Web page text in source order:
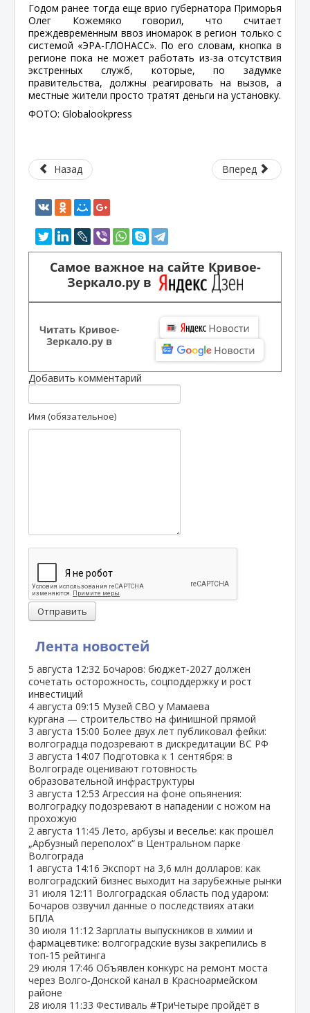
Лента новостей
5 августа 12:32 Бочаров: бюджет‑2027 должен
сочетать осторожность, соцподдержку и рост
инвестиций
4 августа 09:15 Музей СВО у Мамаева
кургана — строительство на финишной прямой
3 августа 15:00 Более двух лет публиковал фейки:
волгоградца подозревают в дискредитации ВС РФ
3 августа 14:07 Подготовка к 1 сентября: в
Волгограде оценивают готовность
образовательной инфраструктуры
3 августа 12:53 Агрессия на фоне опьянения:
волгоградку подозревают в нападении с ножом на
прохожую
2 августа 11:45 Лето, арбузы и веселье: как прошёл
„Арбузный переполох“ в Центральном парке
Волгограда
1 августа 14:16 Экспорт на 3,6 млн долларов: как
волгоградский бизнес выходит на зарубежные рынки
31 июля 12:11 Волгоградская область под ударом:
Бочаров озвучил данные о последствиях атаки
БПЛА
30 июля 11:12 Зарплаты выпускников в химии и
фармацевтике: волгоградские вузы закрепились в
топ‑15 рейтинга
29 июля 17:46 Объявлен конкурс на ремонт моста
через Волго‑Донской канал в Красноармейском
районе
28 июля 11:33 Фестиваль #ТриЧетыре пройдёт в
Годом ранее тогда еще врио губернатора Приморья
Олег Кожемяко говорил, что считает
преждевременным ввоз иномарок в регион только с
системой «ЭРА-ГЛОНАСС». По его словам, кнопка в
регионе пока не может работать из-за отсутствия
экстренных служб, которые, по задумке
правительства, должны реагировать на вызов, а
местные жители просто тратят деньги на установку.
ФОТО: Globalookpress
Назад Вперед
Самое важное на сайте Кривое-
Зеркало.ру в
Читать Кривое-
Зеркало.ру в
Добавить комментарий
Имя (обязательное)
Отправить